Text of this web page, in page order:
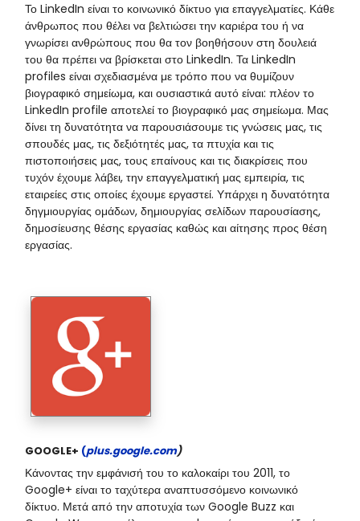
Το LinkedIn είναι το κοινωνικό δίκτυο για επαγγελματίες. Κάθε
άνθρωπος που θέλει να βελτιώσει την καριέρα του ή να
γνωρίσει ανθρώπους που θα τον βοηθήσουν στη δουλειά
του θα πρέπει να βρίσκεται στο LinkedIn. Τα LinkedIn
profiles είναι σχεδιασμένα με τρόπο που να θυμίζουν
βιογραφικό σημείωμα, και ουσιαστικά αυτό είναι: πλέον το
LinkedIn profile αποτελεί το βιογραφικό μας σημείωμα. Μας
δίνει τη δυνατότητα να παρουσιάσουμε τις γνώσεις μας, τις
σπουδές μας, τις δεξιότητές μας, τα πτυχία και τις
πιστοποιήσεις μας, τους επαίνους και τις διακρίσεις που
τυχόν έχουμε λάβει, την επαγγελματική μας εμπειρία, τις
εταιρείες στις οποίες έχουμε εργαστεί. Υπάρχει η δυνατότητα
δηγμιουργίας ομάδων, δημιουργίας σελίδων παρουσίασης,
δημοσίευσης θέσης εργασίας καθώς και αίτησης προς θέση
εργασίας.
GOOGLE+ (plus.google.com)
Κάνοντας την εμφάνισή του το καλοκαίρι του 2011, το
Google+ είναι το ταχύτερα αναπτυσσόμενο κοινωνικό
δίκτυο. Μετά από την αποτυχία των Google Buzz και